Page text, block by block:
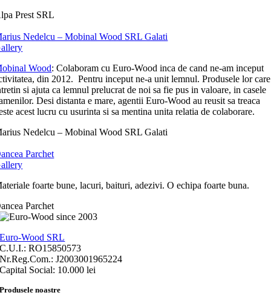
Prest SRL
Nedelcu – Mobinal Wood SRL Galati
Wood: Colaboram cu Euro-Wood inca de cand ne-am inceput
din 2012. Pentru inceput ne-a unit lemnul. Produsele lor care
si ajuta ca lemnul prelucrat de noi sa fie pus in valoare, in casele
Desi distanta e mare, agentii Euro-Wood au reusit sa treaca
acest lucru cu usurinta si sa mentina unita relatia de colaborare.
Nedelcu – Mobinal Wood SRL Galati
Parchet
foarte bune, lacuri, baituri, adezivi. O echipa foarte buna.
Parchet
Euro-Wood SRL
C.U.I.: RO15850573
Nr.Reg.Com.: J2003001965224
Capital Social: 10.000 lei
Produsele noastre